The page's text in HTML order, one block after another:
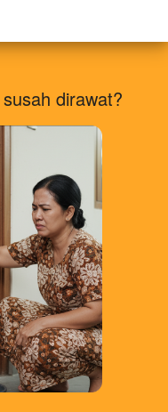
dirawat?